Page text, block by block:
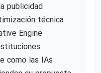
publicidad
técnica
Engine
como las IAs